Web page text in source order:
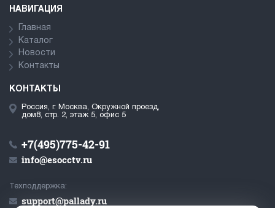
НАВИГАЦИЯ
Главная
Каталог
Новости
Контакты
КОНТАКТЫ
Россия, г. Москва, Окружной проезд,
дом8, стр. 2, этаж 5, офис 5
+7(495)775-42-91
info@esocctv.ru
Техподдержка:
support@pallady.ru